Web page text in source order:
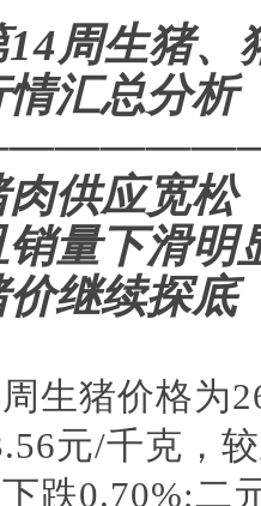
14周生猪、
情汇总分析
肉供应宽松
量下滑明
价继续探底
生猪价格为
元/千克，
跌0.70%;二